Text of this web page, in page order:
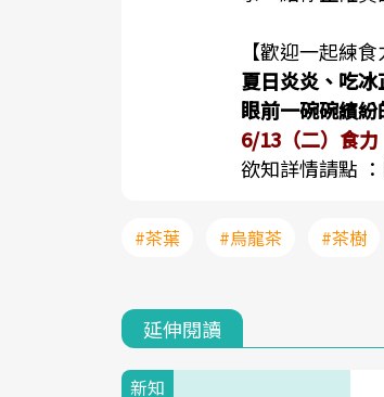
【歡迎一起練
夏日炎炎、吃
眼前一碗碗繽
6/13（二）食
欲知詳情請點 ：
#茶葉 #烏龍茶 #茶樹
延伸閱讀
新知